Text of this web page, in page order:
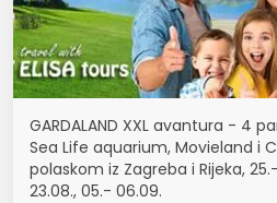
GARDALAND XXL avantura - 4
Sea Life aquarium, Movieland i
polaskom iz Zagreba i Rijeka,
23.08., 05.- 06.09.